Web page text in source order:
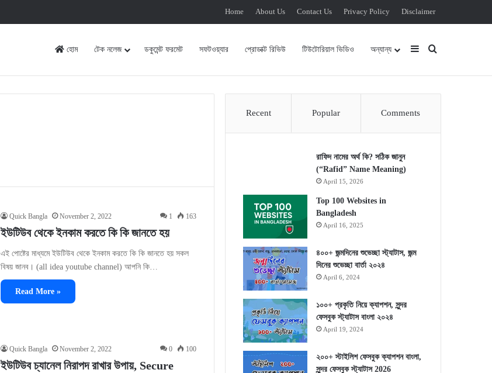
Home About Us Contact Us Privacy Policy Disclaimer
হোম টেক নলেজ ডকুমেন্ট ফরমেট সফটওয়্যার প্রোডাক্ট রিভিউ টিউটোরিয়াল ভিডিও অন্যান্য Sidebar
Quick Bangla November 2, 2022 1 163
ইউটিউব থেকে ইনকাম করতে কি কি জানতে হয়
এই পোষ্টের মাধ্যমে ইউটিউব থেকে ইনকাম করতে কি কি জানতে হয় সকল
বিষয় জানব। (all idea youtube channel) আপনি কি…
Read More »
Quick Bangla November 2, 2022 0 100
ইউটিউব চ্যানেল নিরাপদ রাখার উপায়, Secure
Recent Popular Comments
রাফিদ নামের অর্থ কি? সঠিক জানুন
(“Rafid” Name Meaning)
April 15, 2026
Top 100 Websites in
Bangladesh
April 16, 2025
৪০০+ জন্মদিনের শুভেচ্ছা স্ট্যাটাস, জন্ম
দিনের শুভেচ্ছা বার্তা ২০২৪
April 6, 2024
১০০+ প্রকৃতি নিয়ে ক্যাপশন, সুন্দর
ফেসবুক স্ট্যাটাস বাংলা ২০২৪
April 19, 2024
২০০+ স্টাইলিশ ফেসবুক ক্যাপশন বাংলা,
সুন্দর ফেসবুক স্ট্যাটাস 2026